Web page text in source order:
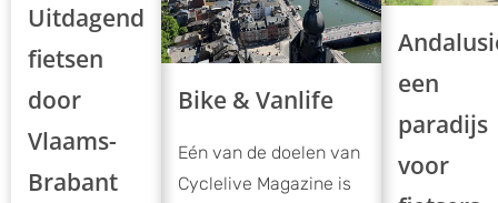
Uitdagend
fietsen
door
Vlaams-
Brabant
Bike & Vanlife
Eén van de doelen van
Cyclelive Magazine is
een
paradijs
voor